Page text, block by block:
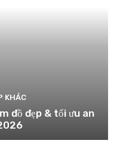
KHÁC
đồ đẹp & tối ưu an